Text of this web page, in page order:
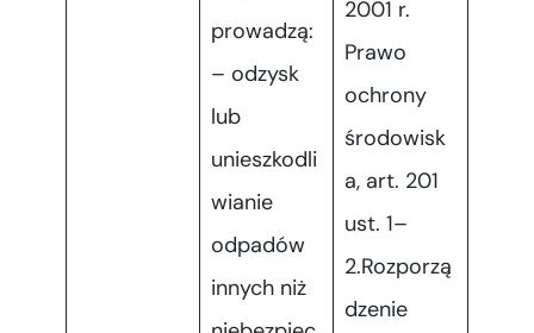
prowadzą:
– odzysk
lub
unieszkodli
wianie
odpadów
innych niż
2001 r.
Prawo
ochrony
środowisk
a, art. 201
ust. 1–
2.Rozporzą
dzenie